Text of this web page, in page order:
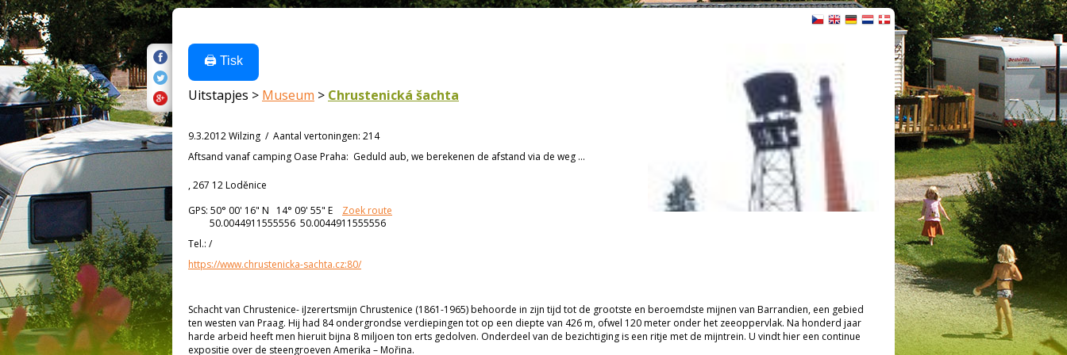
🖨️ Tisk
Uitstapjes > Museum > Chrustenická šachta
9.3.2012 Wilzing / Aantal vertoningen: 214
Aftsand vanaf camping Oase Praha: Geduld aub, we berekenen de afstand via de weg ...
, 267 12 Loděnice
GPS: 50° 00' 16" N 14° 09' 55" E
Zoek route
50.0044911555556 50.0044911555556
Tel.: /
https://www.chrustenicka-sachta.cz:80/
Schacht van Chrustenice- iJzerertsmijn Chrustenice (1861-1965) behoorde in zijn tijd tot de grootste en beroemdste mijnen van Barrandien, een gebied
ten westen van Praag. Hij had 84 ondergrondse verdiepingen tot op een diepte van 426 m, ofwel 120 meter onder het zeeoppervlak. Na honderd jaar
harde arbeid heeft men hieruit bijna 8 miljoen ton erts gedolven. Onderdeel van de bezichtiging is een ritje met de mijntrein. U vindt hier een continue
expositie over de steengroeven Amerika – Mořina.